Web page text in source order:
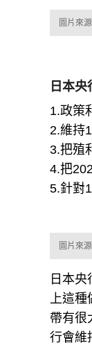
圖片來
日本央
1.政策
2.維持
3.把殖
4.把
5.針對
圖片來
日本
上這種
帶有很
行會維